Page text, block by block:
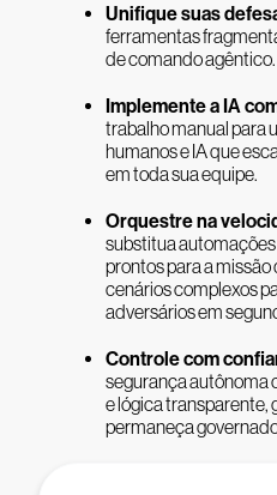
Unifique suas
ferramentas
de comando agêntico.
Implemente a IA
trabalho manual para
humanos e IA que
em toda sua equipe.
Orquestre na
substitua
prontos para a
cenários complexos
adversários em
Controle com
segurança autônoma
e lógica transparente,
permaneça